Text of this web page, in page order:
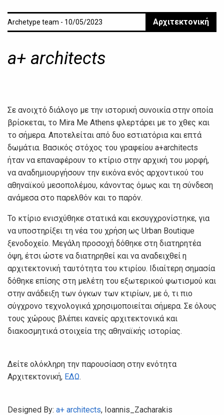
Archetype team - 10/05/2023 Αρχιτεκτονική
a+ architects
Σε ανοιχτό διάλογο με την ιστορική συνοικία στην οποία
βρίσκεται, το Mira Me Athens φλερτάρει με το χθες και
το σήμερα. Αποτελείται από δυο εστιατόρια και επτά
δωμάτια. Βασικός στόχος του γραφείου a+architects
ήταν να επαναφέρουν το κτίριο στην αρχική του μορφή,
να αναδημιουργήσουν την εικόνα ενός αρχοντικού του
αθηναϊκού μεσοπολέμου, κάνοντας όμως και τη σύνδεση
ανάμεσα στο παρελθόν και το παρόν.
Το κτίριο ενισχύθηκε στατικά και εκσυγχρονίστηκε, για
να υποστηρίξει τη νέα του χρήση ως Urban Boutique
ξενοδοχείο. Μεγάλη προσοχή δόθηκε στη διατηρητέα
όψη, έτσι ώστε να διατηρηθεί και να αναδειχθεί η
αρχιτεκτονική ταυτότητα του κτιρίου. Ιδιαίτερη σημασία
δόθηκε επίσης στη μελέτη του εξωτερικού φωτισμού και
στην ανάδειξη των όγκων των κτιρίων, με ό, τι πιο
σύγχρονο τεχνολογικά χρησιμοποιείται σήμερα. Σε όλους
τους χώρους βλέπει κανείς αρχιτεκτονικά και
διακοσμητικά στοιχεία της αθηναϊκής ιστορίας.
Δείτε ολόκληρη την παρουσίαση στην ενότητα
Αρχιτεκτονική, ΕΔΩ.
Designed By: a+ architects, Ioannis_Zacharakis